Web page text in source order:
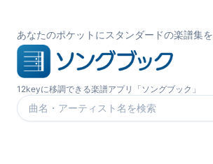
あなたのポケットにスタンダードの楽譜集を
12keyに移調できる楽譜アプリ「ソングブック」
楽曲を検索